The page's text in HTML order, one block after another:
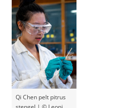
Qi Chen pelt pitrus